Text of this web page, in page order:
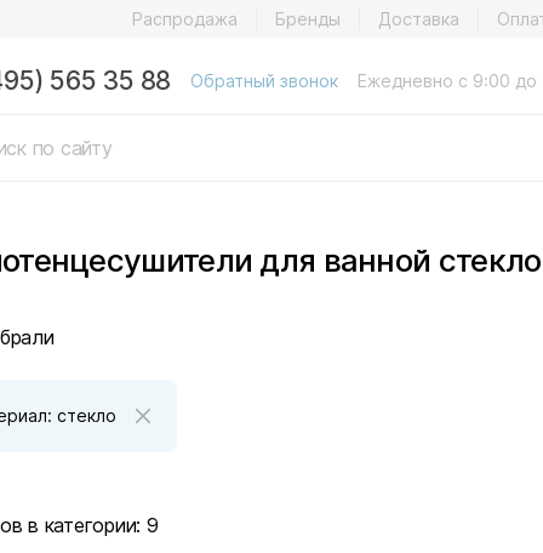
Распродажа Бренды Доставка
565 35 88 Обратный звонок Ежедневно с 9:00 до
для ванной стекло
стекло
в категории: 9